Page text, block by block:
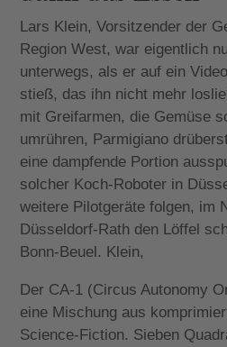
Lars Klein, Vorsitzender der
Region West, war eigentlich
unterwegs, als er auf ein
stieß, das ihn nicht mehr
mit Greifarmen, die Gemüse
umrühren, Parmigiano
eine dampfende Portion
solcher Koch-Roboter in
weitere Pilotgeräte folgen, im
Düsseldorf-Rath den Löffel
Bonn-Beuel. Klein,
Der CA-1 (Circus Autonomy
eine Mischung aus
Science-Fiction. Sieben